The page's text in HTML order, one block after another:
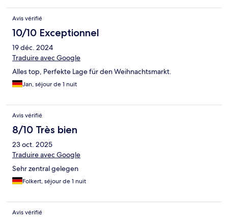
Avis vérifié
10/10 Exceptionnel
19 déc. 2024
Traduire avec Google
Alles top, Perfekte Lage für den Weihnachtsmarkt.
Jan, séjour de 1 nuit
Avis vérifié
8/10 Très bien
23 oct. 2025
Traduire avec Google
Sehr zentral gelegen
Folkert, séjour de 1 nuit
Avis vérifié